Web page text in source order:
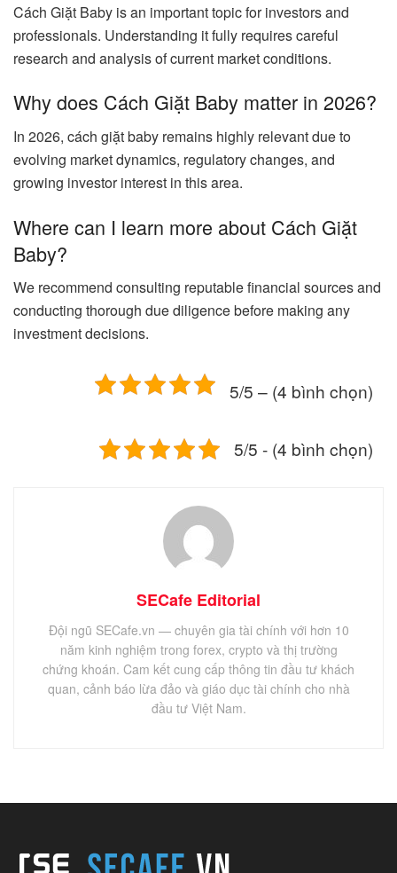
Cách Giặt Baby is an important topic for investors and
professionals. Understanding it fully requires careful
research and analysis of current market conditions.
Why does Cách Giặt Baby matter in 2026?
In 2026, cách giặt baby remains highly relevant due to
evolving market dynamics, regulatory changes, and
growing investor interest in this area.
Where can I learn more about Cách Giặt
Baby?
We recommend consulting reputable financial sources and
conducting thorough due diligence before making any
investment decisions.
5/5 – (4 bình chọn)
5/5 - (4 bình chọn)
SECafe Editorial
Đội ngũ SECafe.vn — chuyên gia tài chính với hơn 10
năm kinh nghiệm trong forex, crypto và thị trường
chứng khoán. Cam kết cung cấp thông tin đầu tư khách
quan, cảnh báo lừa đảo và giáo dục tài chính cho nhà
đầu tư Việt Nam.